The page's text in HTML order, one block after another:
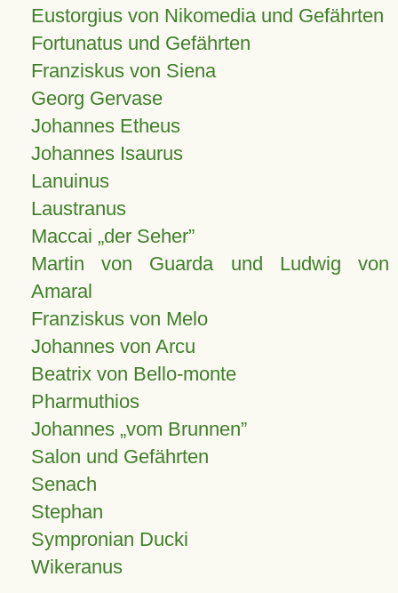
Eustorgius von Nikomedia und Gefährten
Fortunatus und Gefährten
Franziskus von Siena
Georg Gervase
Johannes Etheus
Johannes Isaurus
Lanuinus
Laustranus
Maccai „der Seher”
Martin von Guarda und Ludwig von
Amaral
Franziskus von Melo
Johannes von Arcu
Beatrix von Bello-monte
Pharmuthios
Johannes vom Brunnen
Salon und Gefährten
Senach
Stephan
Sympronian Ducki
Wikeranus